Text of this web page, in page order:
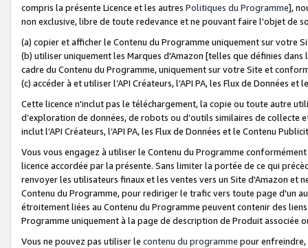
compris la présente Licence et les autres Politiques du Programme],
non exclusive, libre de toute redevance et ne pouvant faire l'objet de
(a) copier et afficher le Contenu du Programme uniquement sur votre
(b) utiliser uniquement les Marques d'Amazon [telles que définies dans
cadre du Contenu du Programme, uniquement sur votre Site et
(c) accéder à et utiliser l’API Créateurs, l’API PA, les Flux de Données
Cette licence n'inclut pas le téléchargement, la copie ou toute autre
d’exploration de données, de robots ou d’outils similaires de
inclut l’API Créateurs, l’API PA, les Flux de Données et le Contenu
Vous vous engagez à utiliser le Contenu du Programme
licence accordée par la présente. Sans limiter la portée de ce qui
renvoyer les utilisateurs finaux et les ventes vers un Site d'Amazon et
Contenu du Programme, pour rediriger le trafic vers toute page d'un
étroitement liées au Contenu du Programme peuvent contenir des
Programme uniquement à la page de description de Produit associée
Vous ne pouvez pas utiliser le contenu du programme pour